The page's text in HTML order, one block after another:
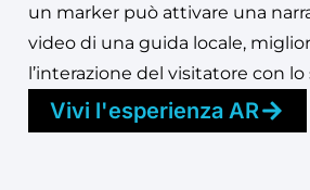
un marker può attivare una
video di una guida locale,
l’interazione del visitatore con lo
Vivi l'esperienza AR